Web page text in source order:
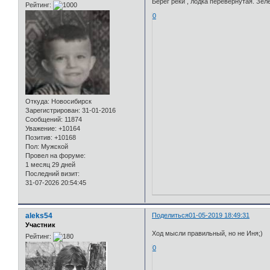
Рейтинг:
Откуда: Новосибирск
Зарегистрирован: 31-01-2016
Сообщений: 11874
Уважение: +10164
Позитив: +10168
Пол: Мужской
Провел на форуме:
1 месяц 29 дней
Последний визит:
31-07-2026 20:54:45
0
Поделиться01-05-2019 18:49:31
aleks54
Участник
Рейтинг:
Ход мысли правильный, но не Иня;)
0